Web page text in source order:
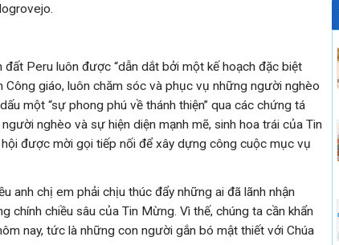
Peru luôn được “dẫn dắt bởi một kế hoạch đặc biệt
Công giáo, luôn chăm sóc và phục vụ những người nghèo
một “sự phong phú về thánh thiện” qua các chứng tá
nghèo và sự hiện diện mạnh mẽ, sinh hoa trái của Tin
hội được mời gọi tiếp nối để xây dựng công cuộc mục vụ
anh chị em phải chịu thúc đẩy những ai đã lãnh nhận
chính chiều sâu của Tin Mừng. Vì thế, chúng ta cần khẩn
nay, tức là những con người gắn bó mật thiết với Chúa